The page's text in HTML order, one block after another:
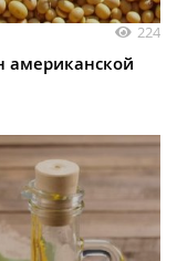
224
американской